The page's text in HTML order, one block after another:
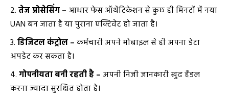
तेज प्रोसेसिंग – आधार फेस ऑथेंटिकेशन से कुछ ही मिनटों में नया
UAN बन जाता है या पुराना एक्टिवेट हो जाता है।
डिजिटल कंट्रोल –कर्मचारी अपने मोबाइल से ही अपना डेटा
अपडेट कर सकता है।
गोपनीयता बनी रहती है – अपनी निजी जानकारी खुद हैंडल
करना ज्यादा सुरक्षित होता है।